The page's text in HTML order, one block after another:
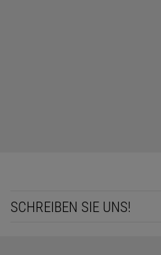
SCHREIBEN SIE UNS!